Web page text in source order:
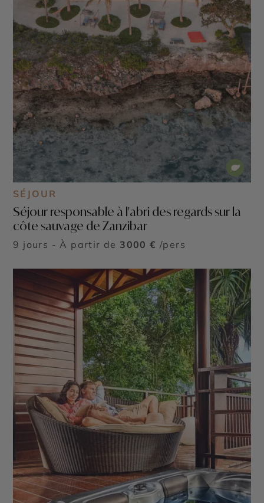
SÉJOUR
Séjour responsable à l'abri des regards sur la
côte sauvage de Zanzibar
9 jours - À partir de 3000 € /pers